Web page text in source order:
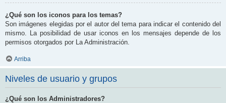
¿Qué son los iconos para los temas?
Son imágenes elegidas por el autor del tema para indicar el contenido del
mismo. La posibilidad de usar iconos en los mensajes depende de los
permisos otorgados por La Administración.
Arriba
Niveles de usuario y grupos
¿Qué son los Administradores?